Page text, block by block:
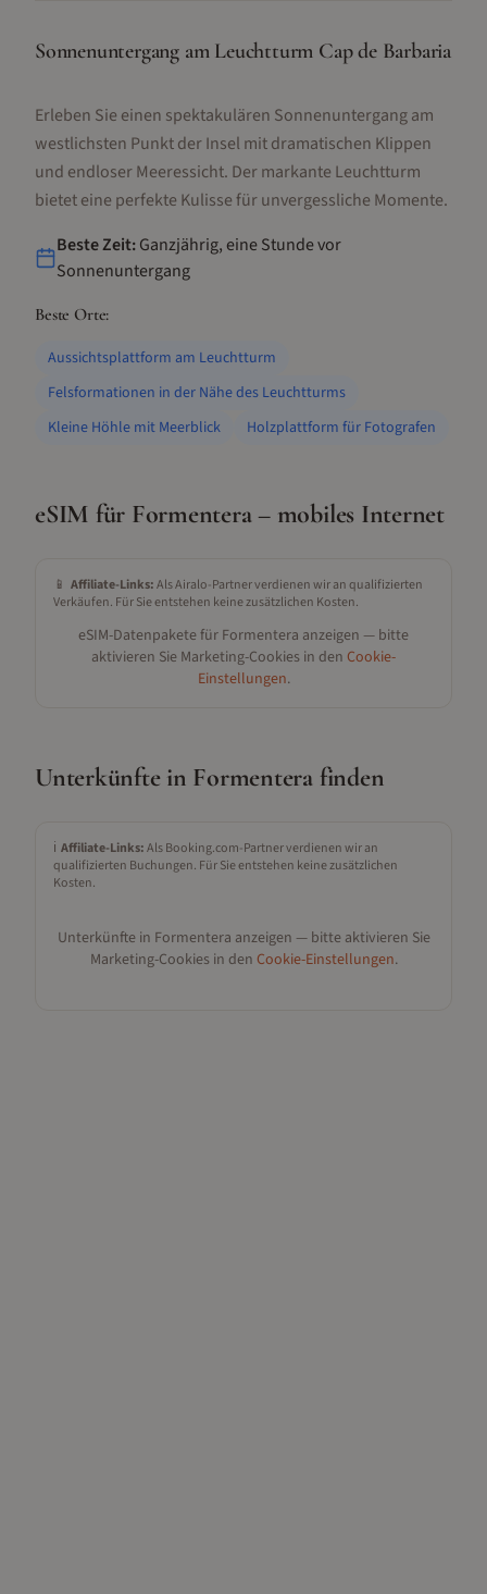
Sonnenuntergang am Leuchtturm Cap de Barbaria
Erleben Sie einen spektakulären Sonnenuntergang am
westlichsten Punkt der Insel mit dramatischen Klippen
und endloser Meeressicht. Der markante Leuchtturm
bietet eine perfekte Kulisse für unvergessliche Momente.
Beste Zeit:Ganzjährig, eine Stunde vor
Sonnenuntergang
Beste Orte:
Aussichtsplattform am Leuchtturm
Felsformationen in der Nähe des Leuchtturms
Kleine Höhle mit Meerblick
Holzplattform für Fotografen
eSIM für Formentera– mobiles Internet
📱 Affiliate-Links:Als Airalo-Partner verdienen wir an qualifizierten
Verkäufen. Für Sie entstehen keine zusätzlichen Kosten.
eSIM-Datenpakete für Formentera anzeigen — bitte
aktivieren Sie Marketing-Cookies in den Cookie-
Einstellungen.
Unterkünfte in Formentera finden
ℹ️ Affiliate-Links:Als Booking.com-Partner verdienen wir an
qualifizierten Buchungen. Für Sie entstehen keine zusätzlichen
Kosten.
Unterkünfte in Formentera anzeigen — bitte aktivieren Sie
Marketing-Cookies in den Cookie-Einstellungen.